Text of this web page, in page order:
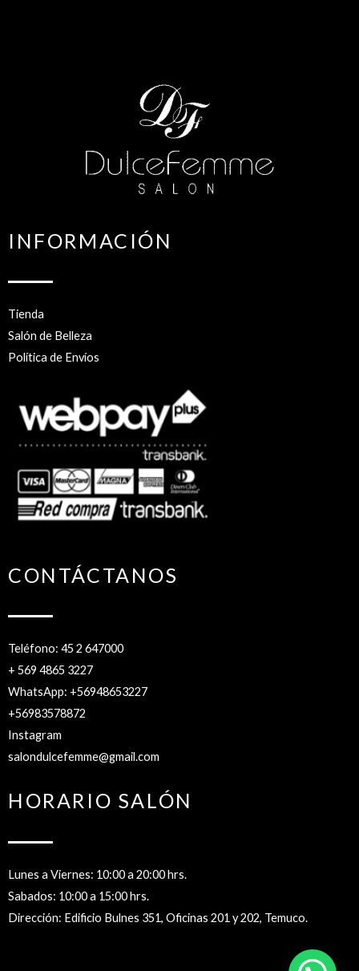
INFORMACIÓN
Tienda
Salón de Belleza
Política de Envíos
CONTÁCTANOS
Teléfono: 45 2 647000
+ 569 4865 3227
WhatsApp: +56948653227
+56983578872
Instagram
salondulcefemme@gmail.com
HORARIO SALÓN
Lunes a Viernes: 10:00 a 20:00 hrs.
Sabados: 10:00 a 15:00 hrs.
Dirección: Edificio Bulnes 351, Oficinas 201 y 202, Temuco.